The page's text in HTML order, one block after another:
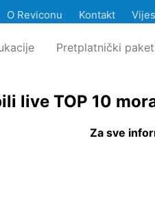
O Reviconu Kontakt
Pretplatnički
live TOP 10
Za sve